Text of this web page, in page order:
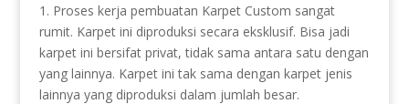
1. Proses kerja pembuatan Karpet Custom sangat
rumit. Karpet ini diproduksi secara eksklusif. Bisa jadi
karpet ini bersifat privat, tidak sama antara satu dengan
yang lainnya. Karpet ini tak sama dengan karpet jenis
lainnya yang diproduksi dalam jumlah besar.